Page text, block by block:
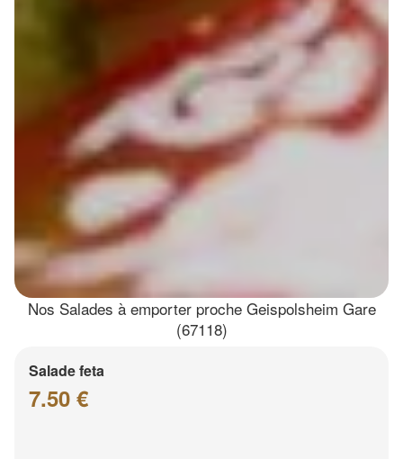
Nos Salades à emporter proche Geispolsheim Gare
(67118)
Salade feta
7.50 €